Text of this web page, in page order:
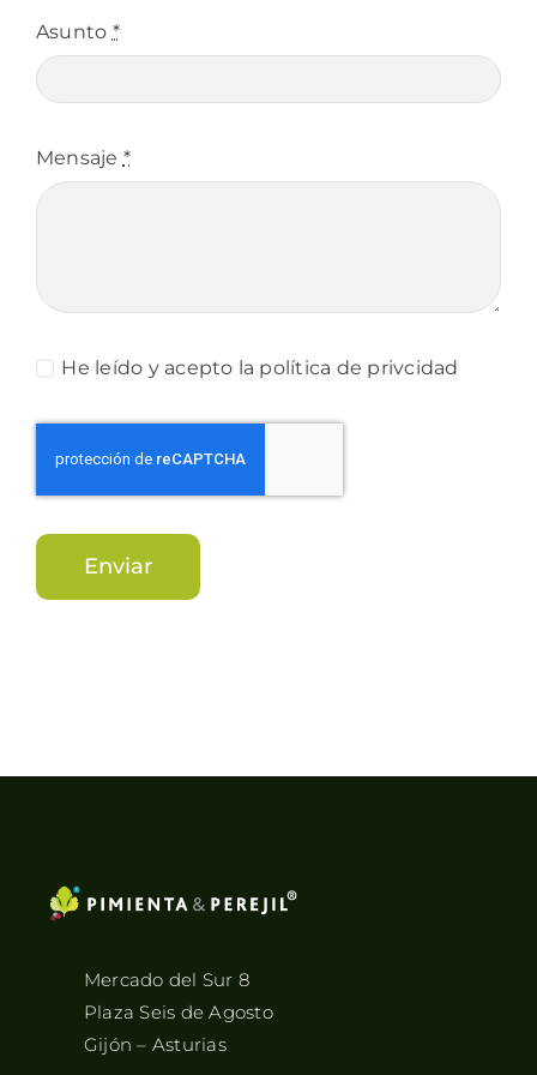
Asunto *
Mensaje *
He leído y acepto la política de privcidad
Enviar
Mercado del Sur 8
Plaza Seis de Agosto
Gijón – Asturias